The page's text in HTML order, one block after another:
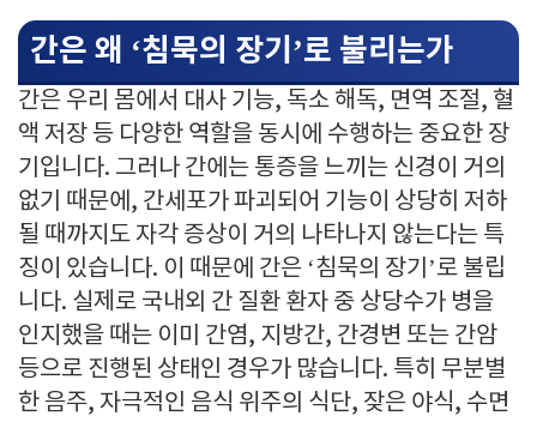
간은 왜 ‘침묵의 장기’로 불리는가
간은 우리 몸에서 대사 기능, 독소 해독, 면역 조절, 혈
액 저장 등 다양한 역할을 동시에 수행하는 중요한 장
기입니다. 그러나 간에는 통증을 느끼는 신경이 거의
없기 때문에, 간세포가 파괴되어 기능이 상당히 저하
될 때까지도 자각 증상이 거의 나타나지 않는다는 특
징이 있습니다. 이 때문에 간은 ‘침묵의 장기’로 불립
니다. 실제로 국내외 간 질환 환자 중 상당수가 병을
인지했을 때는 이미 간염, 지방간, 간경변 또는 간암
등으로 진행된 상태인 경우가 많습니다. 특히 무분별
한 음주, 자극적인 음식 위주의 식단, 잦은 야식, 수면